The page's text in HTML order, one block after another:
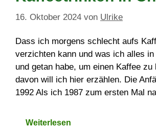
16. Oktober 2024 von Ulrike
Dass ich morgens schlecht aufs
verzichten kann und was ich alles
und getan habe, um einen Kaffee zu
davon will ich hier erzählen. Die
1992 Als ich 1987 zum ersten Mal
Weiterlesen